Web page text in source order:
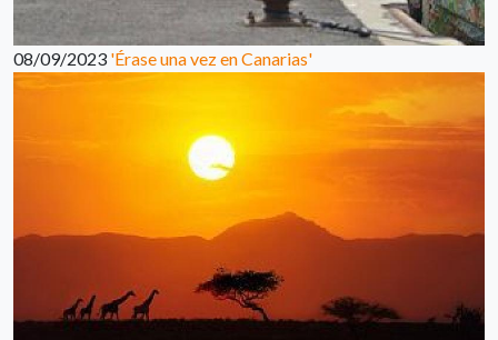
08/09/2023 'Érase una vez en Canarias'